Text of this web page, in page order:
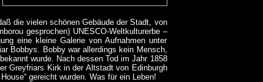
die vielen schönen Gebäude der Stadt, von
gesprochen) UNESCO-Weltkulturerbe –
eine kleine Galerie von Aufnahmen unter
Bobbys. Bobby war allerdings kein Mensch,
wurde. Nach dessen Tod im Jahr 1858
Greyfriars Kirk in der Altstadt von Edinburgh
gereicht wurden. Was für ein Leben!